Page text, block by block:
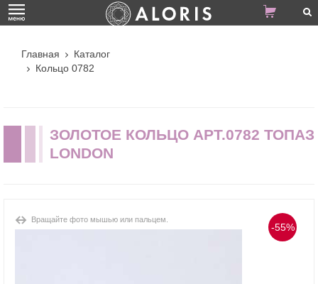
Главная
Каталог
Кольцо 0782
ЗОЛОТОЕ КОЛЬЦО АРТ.0782 ТОПАЗ
LONDON
-55%
Вращайте фото мышью или пальцем.